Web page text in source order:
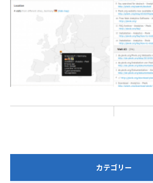
カテゴリー